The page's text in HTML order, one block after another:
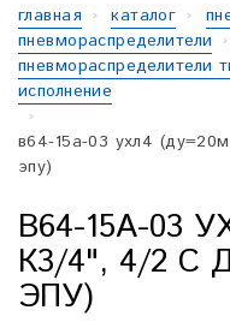
главная каталог
пневмораспределители
пневмораспределители
исполнение
в64-15а-03 ухл4
эпу)
В64-15А-03
К3/4", 4/2 С
ЭПУ)